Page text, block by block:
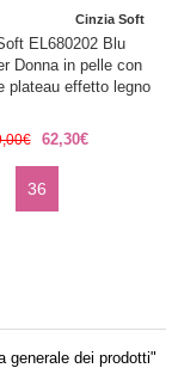
Cinzia Soft
EL680202 Blu
Donna in pelle con
plateau effetto legno
62,30€
36
generale dei prodotti"